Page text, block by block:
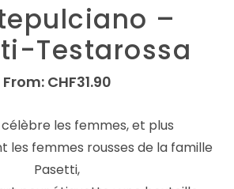
–
Testarossa
From: CHF31.90
célèbre les femmes, et plus
les femmes rousses de la famille
Pasetti,